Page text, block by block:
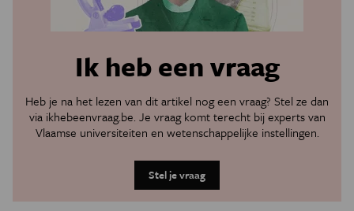
Ik heb een vraag
Heb je na het lezen van dit artikel nog een vraag? Stel ze dan
via ikhebeenvraag.be. Je vraag komt terecht bij experts van
Vlaamse universiteiten en wetenschappelijke instellingen.
Stel je vraag